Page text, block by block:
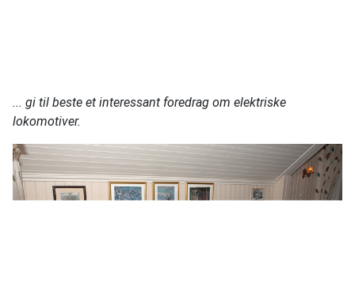
... gi til beste et interessant foredrag om elektriske
lokomotiver.